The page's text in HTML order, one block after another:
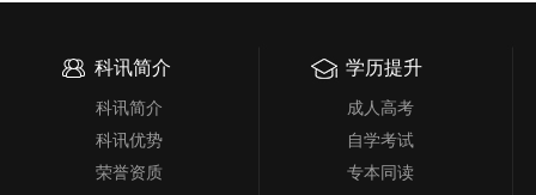
科讯简介
科讯简介
科讯优势
荣誉资质
学历提升
成人高考
自学考试
专本同读